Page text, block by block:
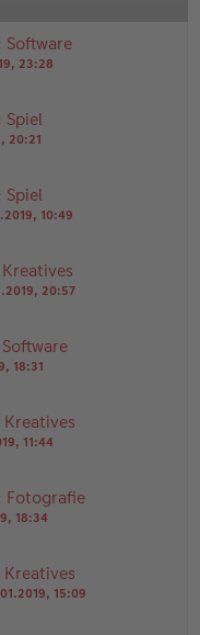
Software
23:28
Spiel
20:21
Spiel
10:49
20:57
18:31
11:44
Fotografie
18:34
15:09